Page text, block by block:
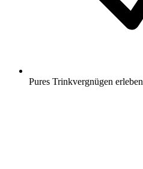
Pures Trinkvergnügen erleben